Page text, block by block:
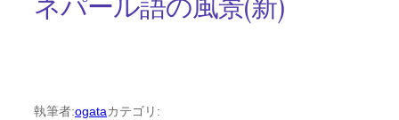
ネパール語の風景(新)
執筆者:ogataカテゴリ: